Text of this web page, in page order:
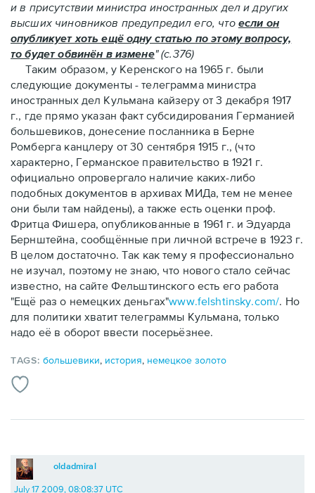
и в присутствии министра иностранных дел и других
высших чиновников предупредил его, что если он
опубликует хоть ещё одну статью по этому вопросу,
то будет обвинён в измене" (с.376)
Таким образом, у Керенского на 1965 г. были
следующие документы - телеграмма министра
иностранных дел Кульмана кайзеру от 3 декабря 1917
г., где прямо указан факт субсидирования Германией
большевиков, донесение посланника в Берне
Ромберга канцлеру от 30 сентября 1915 г., (что
характерно, Германское правительство в 1921 г.
официально опровергало наличие каких-либо
подобных документов в архивах МИДа, тем не менее
они были там найдены), а также есть оценки проф.
Фритца Фишера, опубликованные в 1961 г. и Эдуарда
Бернштейна, сообщённые при личной встрече в 1923 г.
В целом достаточно. Так как тему я профессионально
не изучал, поэтому не знаю, что нового стало сейчас
известно, на сайте Фельштинского есть его работа
"Ещё раз о немецких деньгах"www.felshtinsky.com/. Но
для политики хватит телеграммы Кульмана, только
надо её в оборот ввести посерьёзнее.
TAGS:большевики, история, немецкое золото
oldadmiral
July 17 2009, 08:08:37 UTC